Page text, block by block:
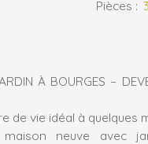
Pièces : 3
À BOURGES –
de vie idéal à quelques
maison neuve avec